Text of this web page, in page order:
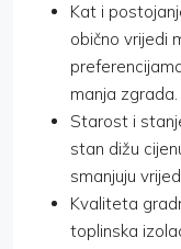
Kat i
obično vrijedi
manja zgrada.
Starost i
stan dižu
smanjuju
Kvaliteta
toplinska